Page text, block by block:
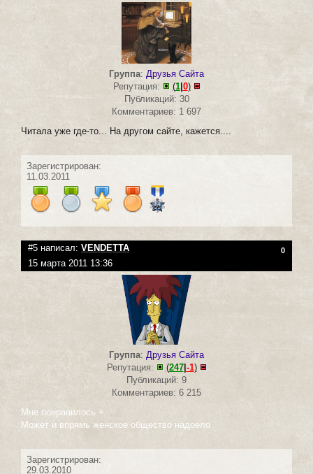
Группа: Друзья Сайта
Репутация:
(1|0)
Публикаций: 30
Комментариев: 1 697
Читала уже где-то... На другом сайте, кажется....
Зарегистрирован:
11.03.2011
#5 написал: VENDETTA 0
15 марта 2011 13:36
Группа: Друзья Сайта
Репутация:
(247| -1)
Публикаций: 9
Комментариев: 6 215
Мне понравилось +
Может и впрямь женское общество надоело
Зарегистрирован:
29.03.2010